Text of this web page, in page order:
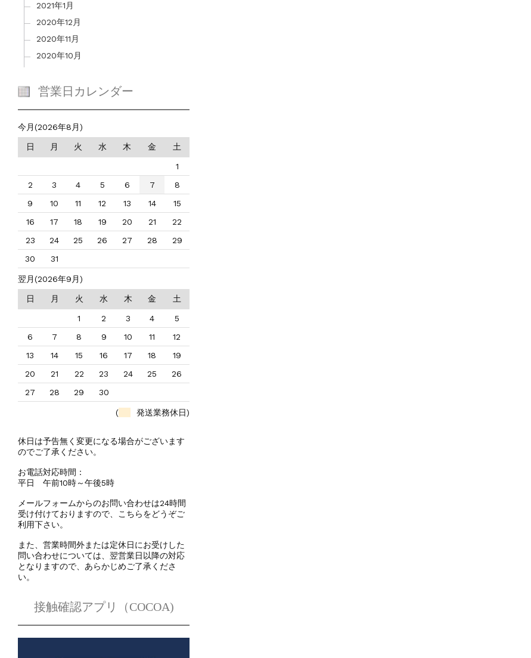
2021年1月
2020年12月
2020年11月
2020年10月
営業日カレンダー
今月(2026年8月)
日 月 火 水 木 金 土
1
2
3 4 5 6 7
8
9
10 11 12 13 14
15
16
17 18 19 20 21
22
23
24 25 26 27 28
29
30
31
翌月(2026年9月)
日 月 火 水 木 金 土
1 2 3 4
5
6
7 8 9 10 11
12
13
14 15 16 17 18
19
20
21 22 23 24 25
26
27
28 29 30
( 発送業務休日)
休日は予告無く変更になる場合がございます
のでご了承ください。
お電話対応時間：
平日 午前10時～午後5時
メールフォームからのお問い合わせは24時間
受け付けておりますので、こちらをどうぞご
利用下さい。
また、営業時間外または定休日にお受けした
問い合わせについては、翌営業日以降の対応
となりますので、あらかじめご了承くださ
い。
接触確認アプリ（COCOA)